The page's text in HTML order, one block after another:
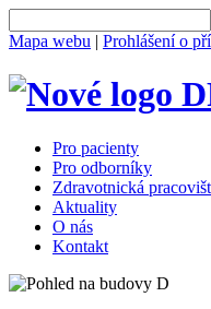
Mapa webu | Prohlášení o
Pro pacienty
Pro odborníky
Zdravotnická
Aktuality
O nás
Kontakt